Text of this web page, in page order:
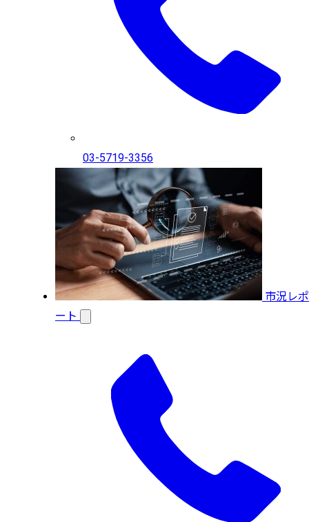
03-5719-3356
市況レポ
ート